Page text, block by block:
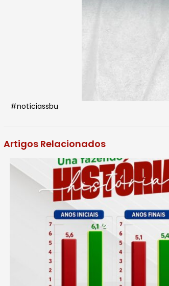
#notíciassbu
Artigos Relacionados